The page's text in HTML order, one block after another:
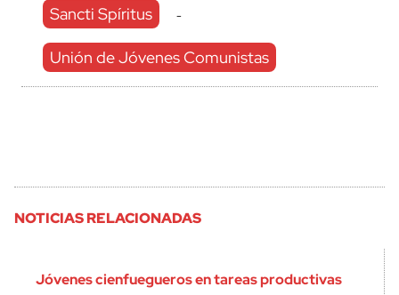
Sancti Spíritus -
Unión de Jóvenes Comunistas
NOTICIAS RELACIONADAS
Jóvenes cienfuegueros en tareas productivas